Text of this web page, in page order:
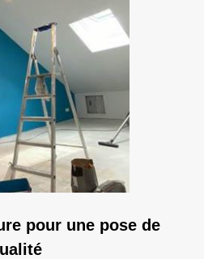
pour une pose de